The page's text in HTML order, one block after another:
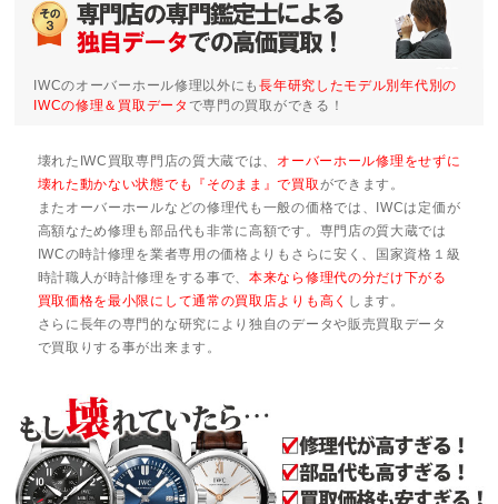
IWCのオーバーホール修理以外にも長年研究したモデル別年代別の
IWCの修理＆買取データ で専門の買取ができる！
壊れたIWC買取専門店の質大蔵では、 オーバーホール修理をせずに
壊れた動かない状態でも『そのまま』で買取ができます。
またオーバーホールなどの修理代も一般の価格では、IWCは定価が
高額なため修理も部品代も非常に高額です。専門店の質大蔵では
IWCの時計修理を業者専用の価格よりもさらに安く、国家資格１級
時計職人が時計修理をする事で、本来なら修理代の分だけ下がる
買取価格を最小限にして通常の買取店よりも高く します。
さらに長年の専門的な研究により独自のデータや販売買取データ
で買取りする事が出来ます。